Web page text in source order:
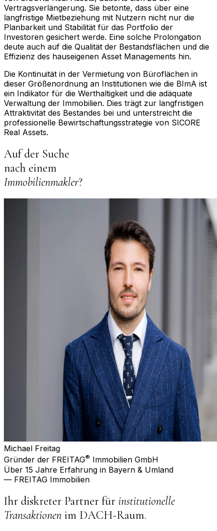
Vertragsverlängerung. Sie betonte, dass über eine
langfristige Mietbeziehung mit Nutzern nicht nur die
Planbarkeit und Stabilität für das Portfolio der
Investoren gesichert werde. Eine solche Prolongation
deute auch auf die Qualität der Bestandsflächen und die
Effizienz des hauseigenen Asset Managements hin.
Die Kontinuität in der Vermietung von Büroflächen in
dieser Größenordnung an Institutionen wie die BImA ist
ein Indikator für die Werthaltigkeit und die adäquate
Verwaltung der Immobilien. Dies trägt zur langfristigen
Attraktivität des Bestandes bei und unterstreicht die
professionelle Bewirtschaftungsstrategie von SICORE
Real Assets.
Auf der Suche
nach einem
Immobilienmakler?
Michael Freitag
Gründer der FREITAG® Immobilien GmbH
Über 15 Jahre Erfahrung in Bayern & Umland
— FREITAG Immobilien
Ihr diskreter Partner für institutionelle
Transaktionen im DACH-Raum.